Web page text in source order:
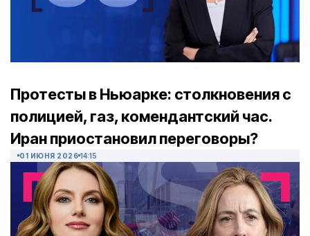
Протесты в Ньюарке: столкновения с
полицией, газ, комендантский час.
Иран приостановил переговоры?
01 ИЮНЯ 2026 14:15